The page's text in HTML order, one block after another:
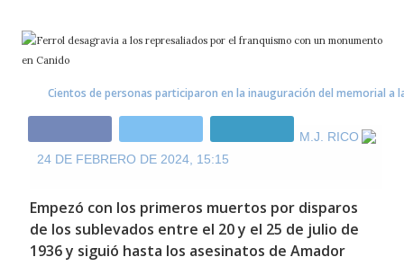
Cientos de personas participaron en la inauguración del memorial a
M.J. RICO
24 DE FEBRERO DE 2024, 15:15
Empezó con los primeros muertos por disparos
de los sublevados entre el 20 y el 25 de julio de
1936 y siguió hasta los asesinatos de Amador